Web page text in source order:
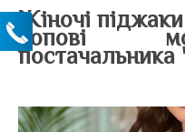
Жіночі
Топові
постачальника